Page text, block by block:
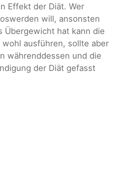
Effekt der Diät. Wer
will, ansonsten
Übergewicht hat kann die
ausführen, sollte aber
währenddessen und die
der Diät gefasst